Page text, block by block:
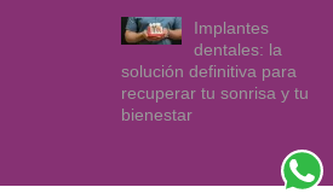
Implantes
dentales: la
solución definitiva para
recuperar tu sonrisa y tu
bienestar